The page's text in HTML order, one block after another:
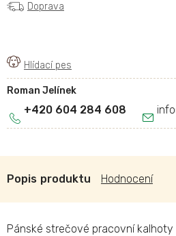
Roman Jelínek
info
+420 604 284 608
Doprava
Popis Hodnocení
Pánské strečové pracovní